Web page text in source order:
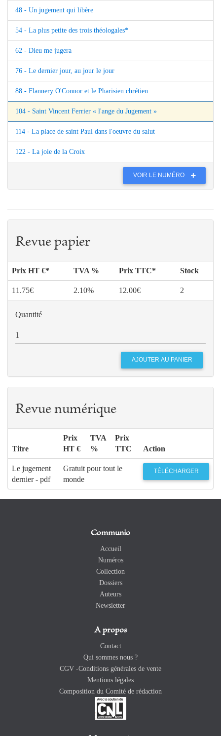
48 - Un jugement qui libère
54 - La plus petite des trois théologales*
62 - Dieu me jugera
76 - Le dernier jour, au jour le jour
88 - Flannery O'Connor et le Pharisien chrétien
104 - Saint Vincent Ferrier « l'ange du Jugement »
114 - La place de saint Paul dans l'oeuvre du salut
122 - La joie de la Croix
VOIR LE NUMÉRO
Revue papier
Prix HT €* TVA % Prix TTC* Stock
11.75€ 2.10% 12.00€ 2
Quantité
Revue numérique
Titre
Prix
HT €
TVA
%
Prix
TTC
Action
Le jugement
dernier - pdf
Gratuit pour tout le
monde
TÉLÉCHARGER
Communio
Accueil
Numéros
Collection
Dossiers
Auteurs
Newsletter
A propos
Contact
Qui sommes nous ?
CGV -Conditions générales de vente
Mentions légales
Composition du Comité de rédaction